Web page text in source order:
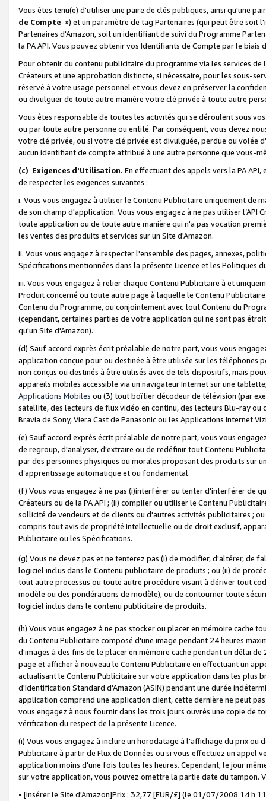
Vous êtes tenu(e) d'utiliser une paire de clés publiques, ainsi qu'une
de Compte ») et un paramètre de tag Partenaires (qui peut être soit
Partenaires d'Amazon, soit un identifiant de suivi du Programme
la PA API. Vous pouvez obtenir vos Identifiants de Compte par le biais
Pour obtenir du contenu publicitaire du programme via les services
Créateurs et une approbation distincte, si nécessaire, pour les sous-
réservé à votre usage personnel et vous devez en préserver la
ou divulguer de toute autre manière votre clé privée à toute autre
Vous êtes responsable de toutes les activités qui se déroulent sous
ou par toute autre personne ou entité. Par conséquent, vous devez
votre clé privée, ou si votre clé privée est divulguée, perdue ou volée
aucun identifiant de compte attribué à une autre personne que vous-
(c) Exigences d'Utilisation. En effectuant des appels vers la PA
de respecter les exigences suivantes :
i. Vous vous engagez à utiliser le Contenu Publicitaire uniquement de
de son champ d'application. Vous vous engagez à ne pas utiliser l’API
toute application ou de toute autre manière qui n'a pas vocation
les ventes des produits et services sur un Site d'Amazon.
ii. Vous vous engagez à respecter l'ensemble des pages, annexes,
Spécifications mentionnées dans la présente Licence et les Politiques
iii. Vous vous engagez à relier chaque Contenu Publicitaire à et
Produit concerné ou toute autre page à laquelle le Contenu
Contenu du Programme, ou conjointement avec tout Contenu du
(cependant, certaines parties de votre application qui ne sont pas
qu'un Site d'Amazon).
(d) Sauf accord exprès écrit préalable de notre part, vous vous
application conçue pour ou destinée à être utilisée sur les téléphones
non conçus ou destinés à être utilisés avec de tels dispositifs, mais
appareils mobiles accessible via un navigateur Internet sur une
Applications Mobiles ou (3) tout boîtier décodeur de télévision (par
satellite, des lecteurs de flux vidéo en continu, des lecteurs Blu-ray
Bravia de Sony, Viera Cast de Panasonic ou les Applications Internet
(e) Sauf accord exprès écrit préalable de notre part, vous vous
de regroup, d'analyser, d'extraire ou de redéfinir tout Contenu
par des personnes physiques ou morales proposant des produits sur
d’apprentissage automatique et ou fondamental.
(f) Vous vous engagez à ne pas (i)interférer ou tenter d'interférer de
Créateurs ou de la PA API ; (ii) compiler ou utiliser le Contenu
sollicité de vendeurs et de clients ou d'autres activités publicitaires ;
compris tout avis de propriété intellectuelle ou de droit exclusif,
Publicitaire ou les Spécifications.
(g) Vous ne devez pas et ne tenterez pas (i) de modifier, d'altérer, de
logiciel inclus dans le Contenu publicitaire de produits ; ou (ii) de
tout autre processus ou toute autre procédure visant à dériver tout
modèle ou des pondérations de modèle), ou de contourner toute
logiciel inclus dans le contenu publicitaire de produits.
(h) Vous vous engagez à ne pas stocker ou placer en mémoire cache
du Contenu Publicitaire composé d'une image pendant 24 heures
d'images à des fins de le placer en mémoire cache pendant un délai
page et afficher à nouveau le Contenu Publicitaire en effectuant un
actualisant le Contenu Publicitaire sur votre application dans les plus
d'Identification Standard d'Amazon (ASIN) pendant une durée
application comprend une application client, cette dernière ne peut
vous engagez à nous fournir dans les trois jours ouvrés une copie de
vérification du respect de la présente Licence.
(i) Vous vous engagez à inclure un horodatage à l'affichage du prix
Publicitaire à partir de Flux de Données ou si vous effectuez un appel
application moins d'une fois toutes les heures. Cependant, le jour
sur votre application, vous pouvez omettre la partie date du tampon.
• [insérer le Site d'Amazon]Prix : 32,77 [EUR/£] (le 01/07/2008 14 h